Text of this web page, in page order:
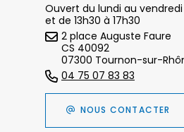
Ouvert du lundi au vendredi
et de 13h30 à 17h30
2 place Auguste Faure
CS 40092
07300 Tournon-sur-
04 75 07 83 83
NOUS CONTACTER